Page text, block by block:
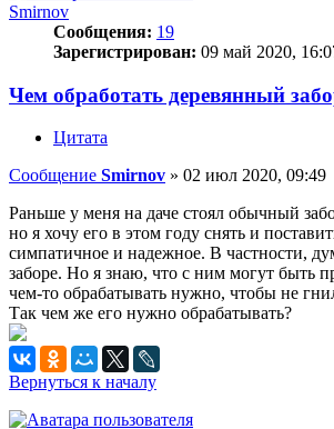
Smirnov
Сообщения: 19
Зарегистрирован: 09 май 2020,
Чем обработать деревянный
Цитата
Сообщение Smirnov » 02 июл 2020, 09:49
Раньше у меня на даче стоял обычный
но я хочу его в этом году снять и
симпатичное и надежное. В частности,
заборе. Но я знаю, что с ним могут быть
чем-то обрабатывать нужно, чтобы не
Так чем же его нужно обрабатывать?
Вернуться к началу